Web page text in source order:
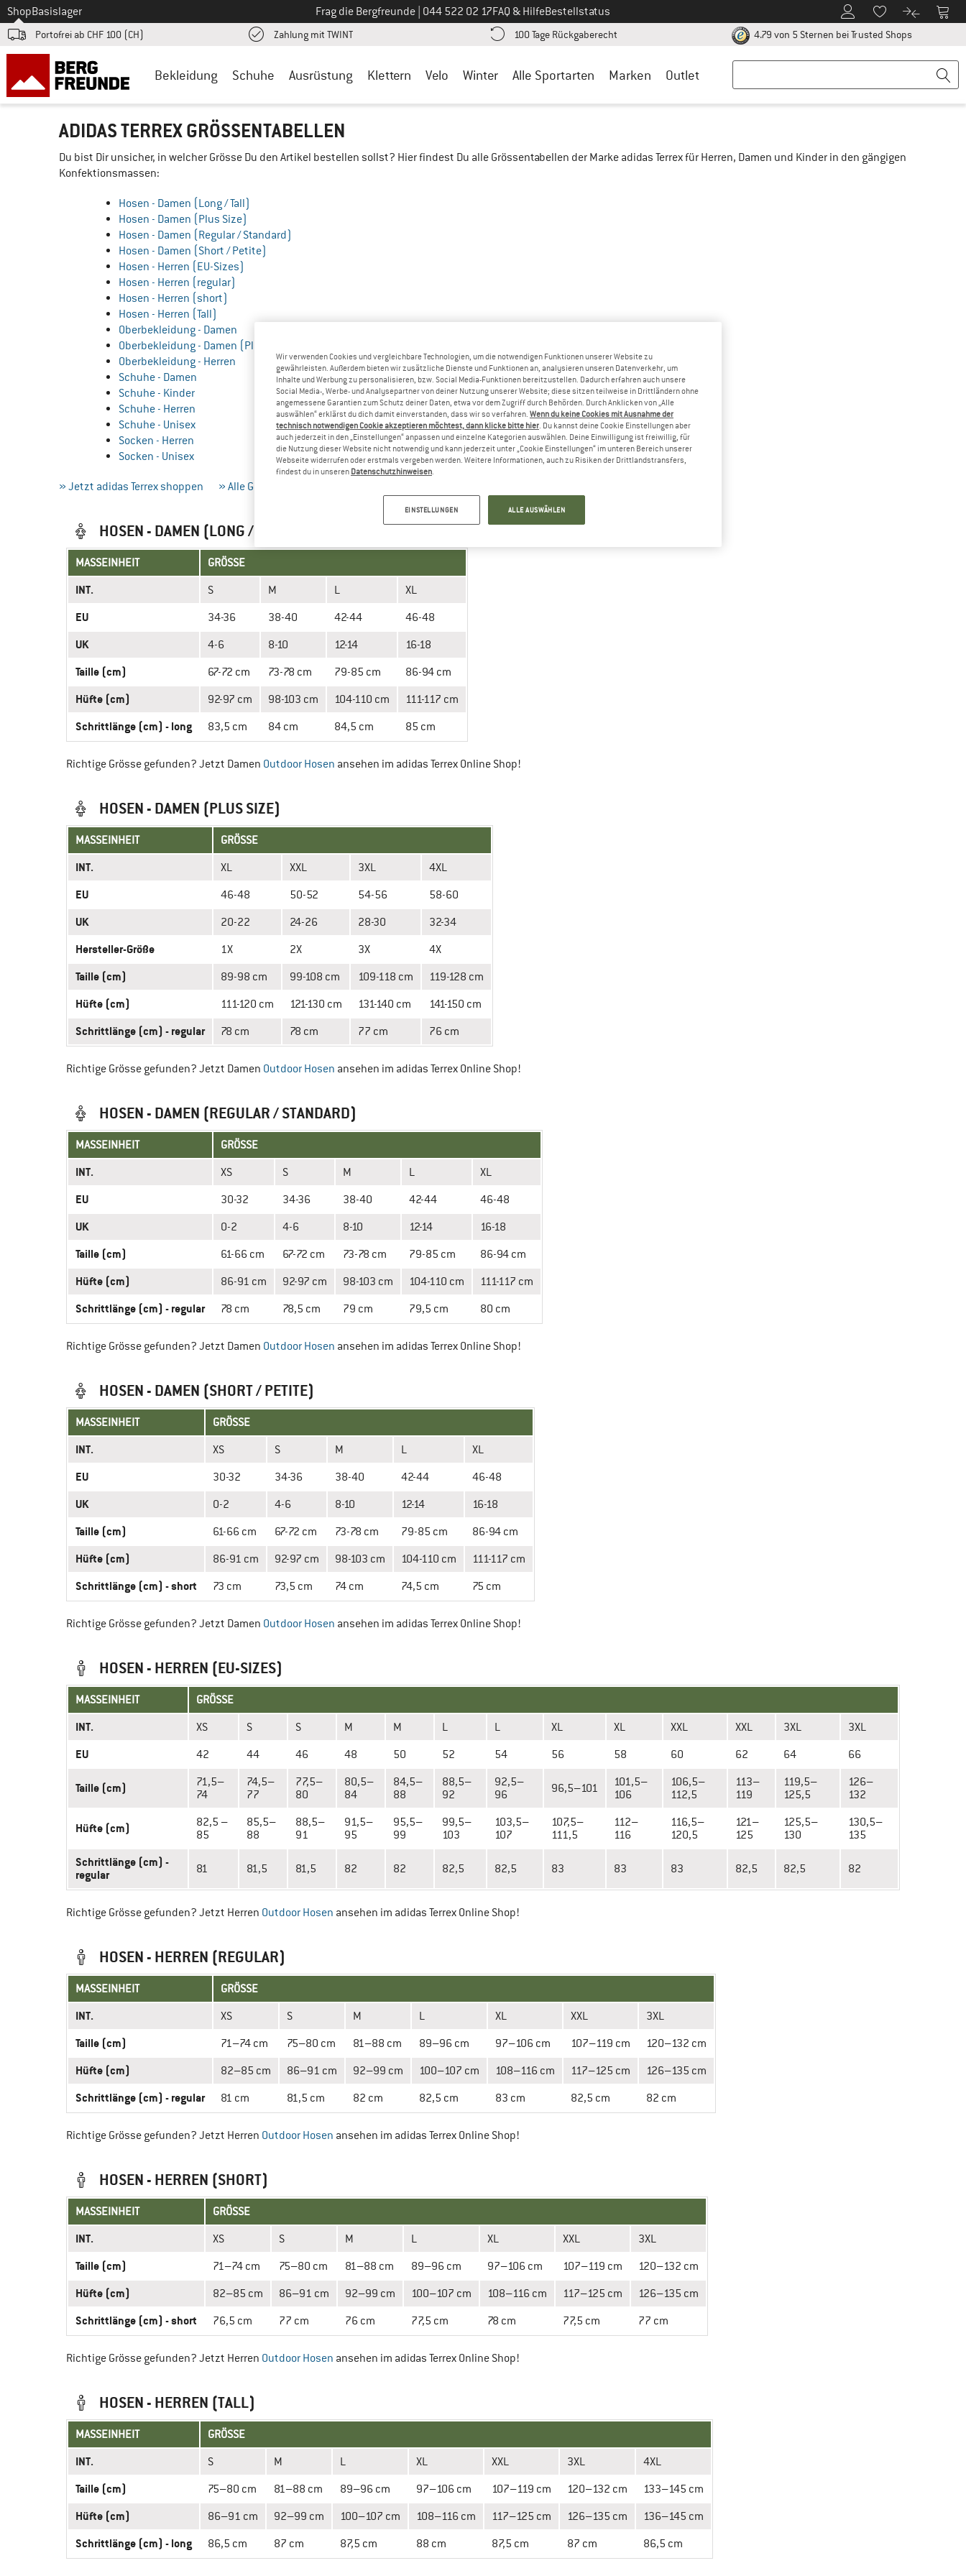
Zum
ShopBasislager Frag die Bergfreunde Ruf uns an unter
044 522 02 17FAQ & HilfeBestellstatus Zum KundenkontoZum Merkzettel.
Zum Zum
Portofrei ab CHF 100 (CH) Zahlung mit TWINTFinde die Zahlungs-Infos hier! Öffnet sich in einer Infobox
100 Tage Rückgaberecht Gehe hier zu den Rückgabe-Richtlinien Öffnet sich in einer Infobox
4.79 von 5 Sternen bei Trusted ShopsFinde alle
Bekleidung Schuhe Ausrüstung Klettern Velo Winter Alle Sportarten Marken Outlet
ADIDAS TERREX GRÖSSENTABELLEN
Du bist Dir unsicher, in welcher Grösse Du den Artikel bestellen sollst? Hier findest Du alle Grössentabellen der Marke adidas Terrex für Herren, Damen und Kinder in den gängigen
Konfektionsmassen:
Hosen - Damen (Long / Tall)
Hosen - Damen (Plus Size)
Hosen - Damen (Regular / Standard)
Hosen - Damen (Short / Petite)
Hosen - Herren (EU-Sizes)
Hosen - Herren (regular)
Hosen - Herren (short)
Hosen - Herren (Tall)
Oberbekleidung - Damen
Oberbekleidung - Damen (Plus Size)
Oberbekleidung - Herren
Schuhe - Damen
Schuhe - Kinder
Schuhe - Herren
Schuhe - Unisex
Socken - Herren
Socken - Unisex
» Jetzt adidas Terrex shoppen » Alle Grössentabellen
HOSEN - DAMEN (LONG / TALL)
MASSEINHEIT GRÖSSE
INT. S M L XL
EU 34-36 38-40 42-44 46-48
UK 4-6 8-10 12-14 16-18
Taille (cm) 67-72 cm 73-78 cm 79-85 cm 86-94 cm
Hüfte (cm) 92-97 cm 98-103 cm 104-110 cm 111-117 cm
Schrittlänge (cm) - long 83,5 cm 84 cm 84,5 cm 85 cm
Richtige Grösse gefunden? Jetzt Damen Outdoor Hosen ansehen im adidas Terrex Online Shop!
HOSEN - DAMEN (PLUS SIZE)
MASSEINHEIT GRÖSSE
INT. XL XXL 3XL 4XL
EU 46-48 50-52 54-56 58-60
UK 20-22 24-26 28-30 32-34
Hersteller-Größe 1X 2X 3X 4X
Taille (cm) 89-98 cm 99-108 cm 109-118 cm 119-128 cm
Hüfte (cm) 111-120 cm 121-130 cm 131-140 cm 141-150 cm
Schrittlänge (cm) - regular 78 cm 78 cm 77 cm 76 cm
Richtige Grösse gefunden? Jetzt Damen Outdoor Hosen ansehen im adidas Terrex Online Shop!
HOSEN - DAMEN (REGULAR / STANDARD)
MASSEINHEIT GRÖSSE
INT. XS S M L XL
EU 30-32 34-36 38-40 42-44 46-48
UK 0-2 4-6 8-10 12-14 16-18
Taille (cm) 61-66 cm 67-72 cm 73-78 cm 79-85 cm 86-94 cm
Hüfte (cm) 86-91 cm 92-97 cm 98-103 cm 104-110 cm 111-117 cm
Schrittlänge (cm) - regular 78 cm 78,5 cm 79 cm 79,5 cm 80 cm
Richtige Grösse gefunden? Jetzt Damen Outdoor Hosen ansehen im adidas Terrex Online Shop!
HOSEN - DAMEN (SHORT / PETITE)
MASSEINHEIT GRÖSSE
INT. XS S M L XL
EU 30-32 34-36 38-40 42-44 46-48
UK 0-2 4-6 8-10 12-14 16-18
Taille (cm) 61-66 cm 67-72 cm 73-78 cm 79-85 cm 86-94 cm
Hüfte (cm) 86-91 cm 92-97 cm 98-103 cm 104-110 cm 111-117 cm
Schrittlänge (cm) - short 73 cm 73,5 cm 74 cm 74,5 cm 75 cm
Richtige Grösse gefunden? Jetzt Damen Outdoor Hosen ansehen im adidas Terrex Online Shop!
HOSEN - HERREN (EU-SIZES)
MASSEINHEIT GRÖSSE
INT. XS S S M M L L XL XL XXL XXL 3XL 3XL
EU 42 44 46 48 50 52 54 56 58 60 62 64 66
Taille (cm)
71,5–
74
74,5–
77
77,5–
80
80,5–
84
84,5–
88
88,5–
92
92,5–
96
96,5–101
101,5–
106
106,5–
112,5
113–
119
119,5–
125,5
126–
132
Hüfte (cm)
82,5 –
85
85,5–
88
88,5–
91
91,5–
95
95,5–
99
99,5–
103
103,5–
107
107,5–
111,5
112–
116
116,5–
120,5
121–
125
125,5–
130
130,5–
135
Schrittlänge (cm) -
regular
81 81,5 81,5 82 82 82,5 82,5 83 83 83 82,5 82,5 82
Richtige Grösse gefunden? Jetzt Herren Outdoor Hosen ansehen im adidas Terrex Online Shop!
HOSEN - HERREN (REGULAR)
MASSEINHEIT GRÖSSE
INT. XS S M L XL XXL 3XL
Taille (cm) 71–74 cm 75–80 cm 81–88 cm 89–96 cm 97–106 cm 107–119 cm 120–132 cm
Hüfte (cm) 82–85 cm 86–91 cm 92–99 cm 100–107 cm 108–116 cm 117–125 cm 126–135 cm
Schrittlänge (cm) - regular 81 cm 81,5 cm 82 cm 82,5 cm 83 cm 82,5 cm 82 cm
Richtige Grösse gefunden? Jetzt Herren Outdoor Hosen ansehen im adidas Terrex Online Shop!
HOSEN - HERREN (SHORT)
MASSEINHEIT GRÖSSE
INT. XS S M L XL XXL 3XL
Taille (cm) 71–74 cm 75–80 cm 81–88 cm 89–96 cm 97–106 cm 107–119 cm 120–132 cm
Hüfte (cm) 82–85 cm 86–91 cm 92–99 cm 100–107 cm 108–116 cm 117–125 cm 126–135 cm
Schrittlänge (cm) - short 76,5 cm 77 cm 76 cm 77,5 cm 78 cm 77,5 cm 77 cm
Richtige Grösse gefunden? Jetzt Herren Outdoor Hosen ansehen im adidas Terrex Online Shop!
HOSEN - HERREN (TALL)
MASSEINHEIT GRÖSSE
INT. S M L XL XXL 3XL 4XL
Taille (cm) 75–80 cm 81–88 cm 89–96 cm 97–106 cm 107–119 cm 120–132 cm 133–145 cm
Hüfte (cm) 86–91 cm 92–99 cm 100–107 cm 108–116 cm 117–125 cm 126–135 cm 136–145 cm
Schrittlänge (cm) - long 86,5 cm 87 cm 87,5 cm 88 cm 87,5 cm 87 cm 86,5 cm
Wir verwenden Cookies und vergleichbare Technologien, um die notwendigen Funktionen unserer Website zu
gewährleisten. Außerdem bieten wir zusätzliche Dienste und Funktionen an, analysieren unseren Datenverkehr, um
Inhalte und Werbung zu personalisieren, bzw. Social Media-Funktionen bereitzustellen. Dadurch erfahren auch unsere
Social Media-, Werbe- und Analysepartner von deiner Nutzung unserer Website; diese sitzen teilweise in Drittländern ohne
angemessene Garantien zum Schutz deiner Daten, etwa vor dem Zugriff durch Behörden. Durch Anklicken von „Alle
auswählen“ erklärst du dich damit einverstanden, dass wir so verfahren. Wenn du keine Cookies mit Ausnahme der
technisch notwendigen Cookie akzeptieren möchtest, dann klicke bitte hier. Du kannst deine Cookie Einstellungen aber
auch jederzeit in den „Einstellungen“ anpassen und einzelne Kategorien auswählen. Deine Einwilligung ist freiwillig, für
die Nutzung dieser Website nicht notwendig und kann jederzeit unter „Cookie Einstellungen“ im unteren Bereich unserer
Webseite widerrufen oder erstmals vergeben werden. Weitere Informationen, auch zu Risiken der Drittlandstransfers,
findest du in unseren Datenschutzhinweisen.
EINSTELLUNGEN ALLE AUSWÄHLEN